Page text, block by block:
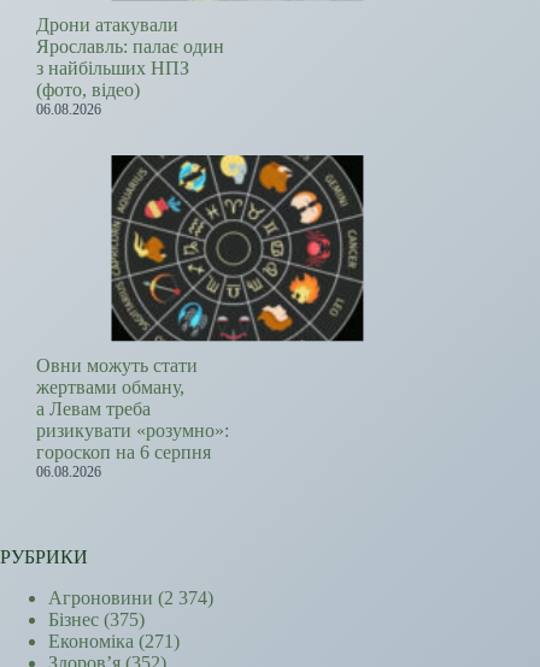
Дрони атакували
Ярославль: палає один
з найбільших НПЗ
(фото, відео)
06.08.2026
Овни можуть стати
жертвами обману,
а Левам треба
ризикувати «розумно»:
гороскоп на 6 серпня
06.08.2026
РУБРИКИ
Агроновини (2 374)
Бізнес (375)
Економіка (271)
Здоров’я (352)